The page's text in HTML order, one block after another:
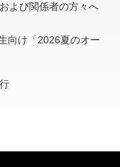
よび関係者の方々へ
向け「2026夏のオー